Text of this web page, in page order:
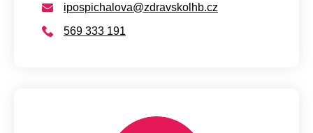
ipospichalova@zdravskolhb.cz
569 333 191